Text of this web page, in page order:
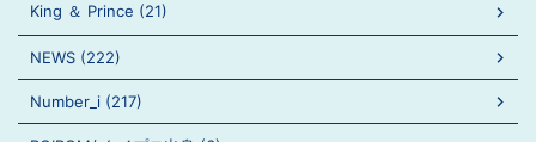
King ＆ Prince (21)
NEWS (222)
Number_i (217)